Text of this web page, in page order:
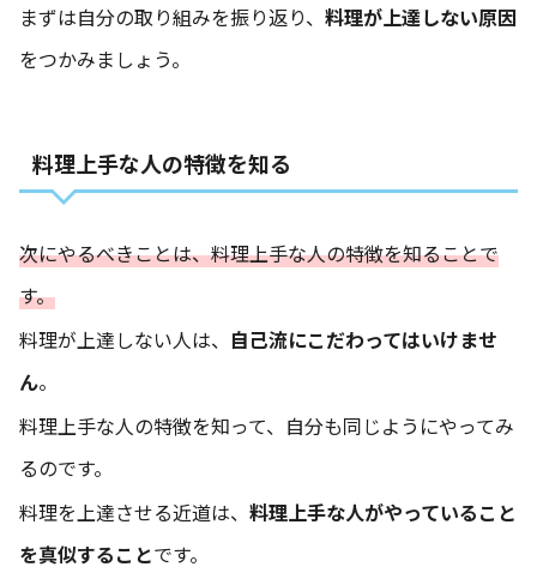
まずは自分の取り組みを振り返り、 料理が上達しない原因
をつかみましょう。
料理上手な人の特徴を知る
次にやるべきことは、料理上手な人の特徴を知ることで
す。
料理が上達しない人は、 自己流にこだわってはいけませ
ん。
料理上手な人の特徴を知って、自分も同じようにやってみ
るのです。
料理を上達させる近道は、 料理上手な人がやっていること
を真似することです。